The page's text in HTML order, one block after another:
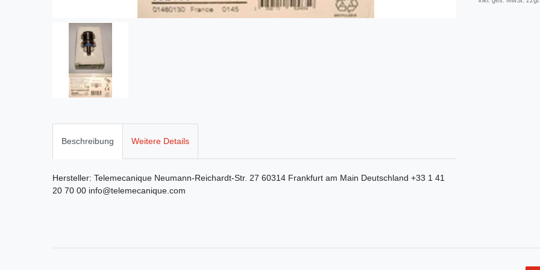
Beschreibung Weitere Details
Hersteller: Telemecanique Neumann-Reichardt-Str. 27 60314 Frankfurt am Main Deutschland +33 1 41
20 70 00 info@telemecanique.com